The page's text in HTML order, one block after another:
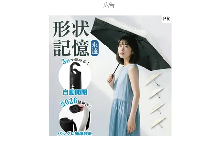
広告